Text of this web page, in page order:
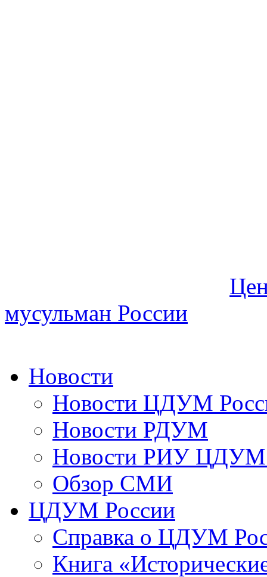
мусульман России
Новости
Новости ЦДУМ
Новости РДУМ
Новости РИУ ЦДУМ
Обзор СМИ
ЦДУМ России
Справка о ЦДУМ
Книга